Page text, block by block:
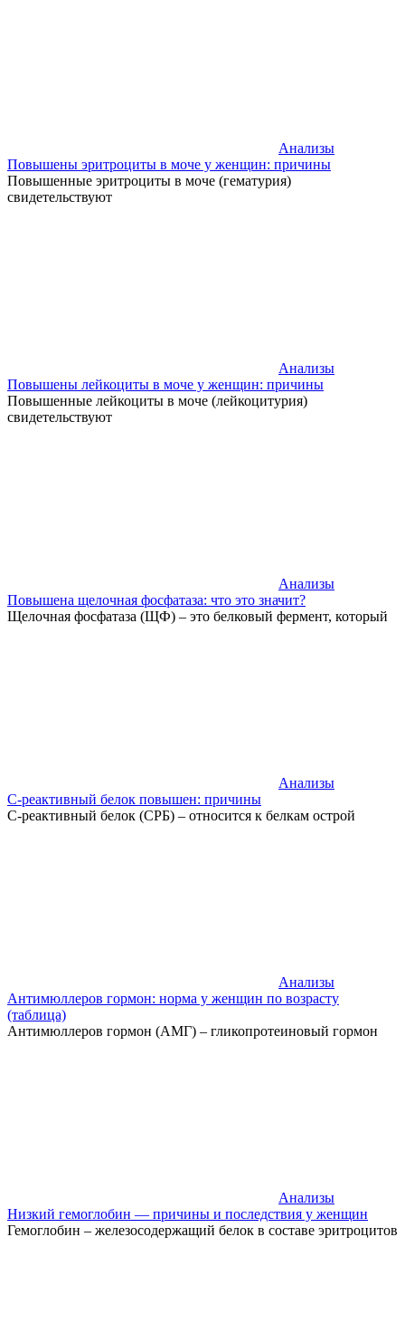
Анализы
Повышены эритроциты в моче у женщин: причины
Повышенные эритроциты в моче (гематурия)
свидетельствуют
Анализы
Повышены лейкоциты в моче у женщин: причины
Повышенные лейкоциты в моче (лейкоцитурия)
свидетельствуют
Анализы
Повышена щелочная фосфатаза: что это значит?
Щелочная фосфатаза (ЩФ) – это белковый фермент, который
Анализы
С-реактивный белок повышен: причины
С-реактивный белок (СРБ) – относится к белкам острой
Анализы
Антимюллеров гормон: норма у женщин по возрасту
(таблица)
Антимюллеров гормон (АМГ) – гликопротеиновый гормон
Анализы
Низкий гемоглобин — причины и последствия у женщин
Гемоглобин – железосодержащий белок в составе эритроцитов